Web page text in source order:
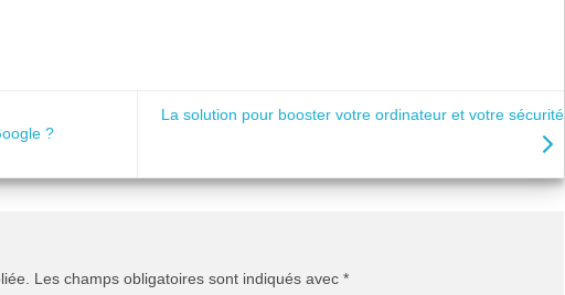
?
La solution pour booster votre ordinateur et votre sécurité
Les champs obligatoires sont indiqués avec *